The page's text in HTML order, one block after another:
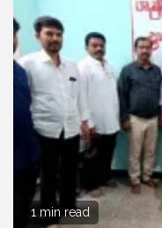
1 min read